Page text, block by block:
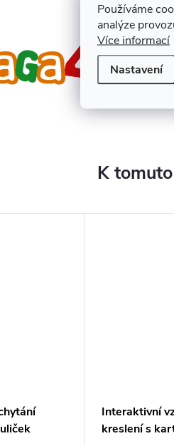
Používáme
analýze
Více informací
Nastavení
K
Interaktivní
kreslení s